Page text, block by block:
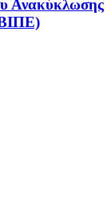
Ανακύκλωσης